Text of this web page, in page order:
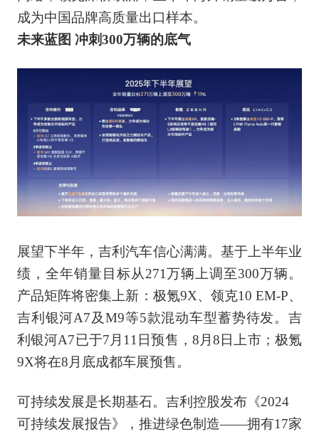
成为中国品牌高质量出口样本。
未来蓝图 冲刺300万辆的底气
展望下半年，吉利汽车信心满满。基于上半年业
绩，全年销量目标从271万辆上调至300万辆。
产品矩阵将密集上新：极氪9X、领克10 EM-P、
吉利银河A7及M9等5款混动车型蓄势待发。吉
利银河A7已于7月11日预售，8月8日上市；极氪
9X将在8月底成都车展预售。
可持续发展是长期基石。吉利控股发布《2024
可持续发展报告》，推进绿色制造——拥有17家